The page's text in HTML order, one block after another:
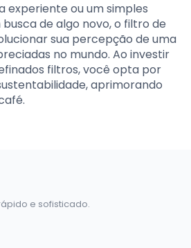
experiente ou um simples
de algo novo, o filtro de
sua percepção de uma
no mundo. Ao investir
filtros, você opta por
aprimorando
e sofisticado.